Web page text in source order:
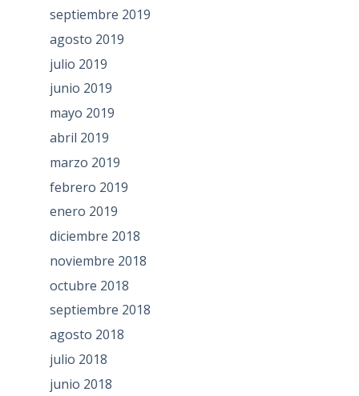
septiembre 2019
agosto 2019
julio 2019
junio 2019
mayo 2019
abril 2019
marzo 2019
febrero 2019
enero 2019
diciembre 2018
noviembre 2018
octubre 2018
septiembre 2018
agosto 2018
julio 2018
junio 2018